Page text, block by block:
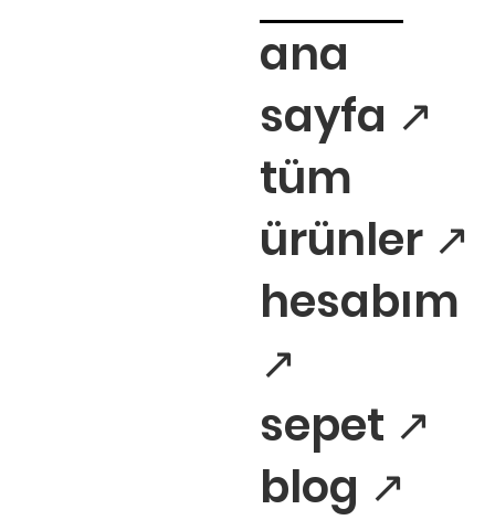
ana
sayfa ↗
tüm
ürünler ↗
hesabım
↗
sepet ↗
blog ↗